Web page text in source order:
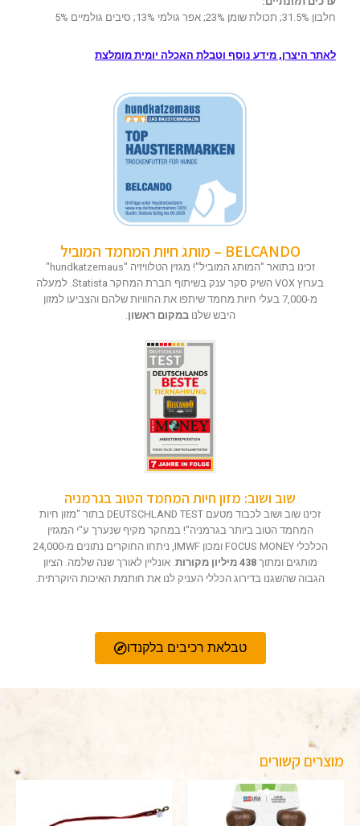
חלבון 31.5%; תכולת שומן 23%; אפר גולמי 13%; סיבים גולמיים 5%
לאתר היצרן, מידע נוסף וטבלת האכלה יומית מומלצת
BELCANDO – מותג חיות המחמד המוביל
זכינו בתואר "המותג המוביל"! מגזין הטלוויזיה "hundkatzemaus"
בערוץ VOX השיק סקר ענק בשיתוף חברת המחקר Statista. למעלה
מ-7,000 בעלי חיות מחמד שיתפו את החוויות שלהם והצביעו למזון
היבש שלנובמקום ראשון.
שוב ושוב: מזון חיות המחמד הטוב בגרמניה
זכינו שוב ושוב לכבוד מטעם DEUTSCHLAND TEST בתור "מזון חיות
המחמד הטוב ביותר בגרמניה"! במחקר מקיף שנערך ע"י המגזין
הכלכלי FOCUS MONEY ומכון IMWF, ניתחו החוקרים נתונים מ-24,000
מותגים ומתוך438 מיליון מקורות
. אונליין לאורך שנה שלמה. הציון
הגבוה שהשגנו בדירוג הכללי העניק לנו את חותמת האיכות היוקרתית.
טבלאת רכיבים בלקנדו
מוצרים קשורים
טווח
מחירים:
עד
למוצר
זה
יש